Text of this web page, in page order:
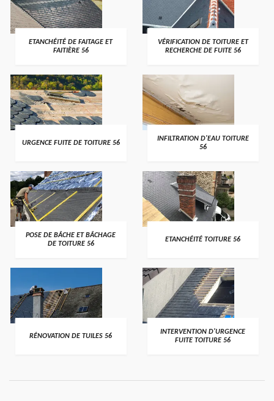
>
ETANCHÉITÉ DE FAITAGE ET
FAITIÈRE 56
>
VÉRIFICATION DE TOITURE ET
RECHERCHE DE FUITE 56
>
URGENCE FUITE DE TOITURE 56 >
INFILTRATION D'EAU TOITURE
56
>
POSE DE BÂCHE ET BÂCHAGE
DE TOITURE 56
>
ETANCHÉITÉ TOITURE 56
>
RÉNOVATION DE TUILES 56 >
INTERVENTION D'URGENCE
FUITE TOITURE 56